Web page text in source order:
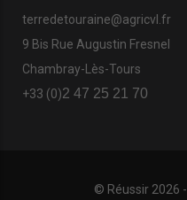
terredetouraine@agricvl.fr
9 Bis Rue Augustin Fresnel
Chambray-Lès-Tours
+33 (0)2 47 25 21 70
© Réussir 2026